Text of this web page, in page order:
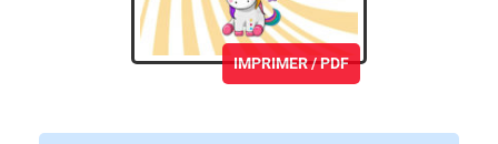
IMPRIMER / PDF